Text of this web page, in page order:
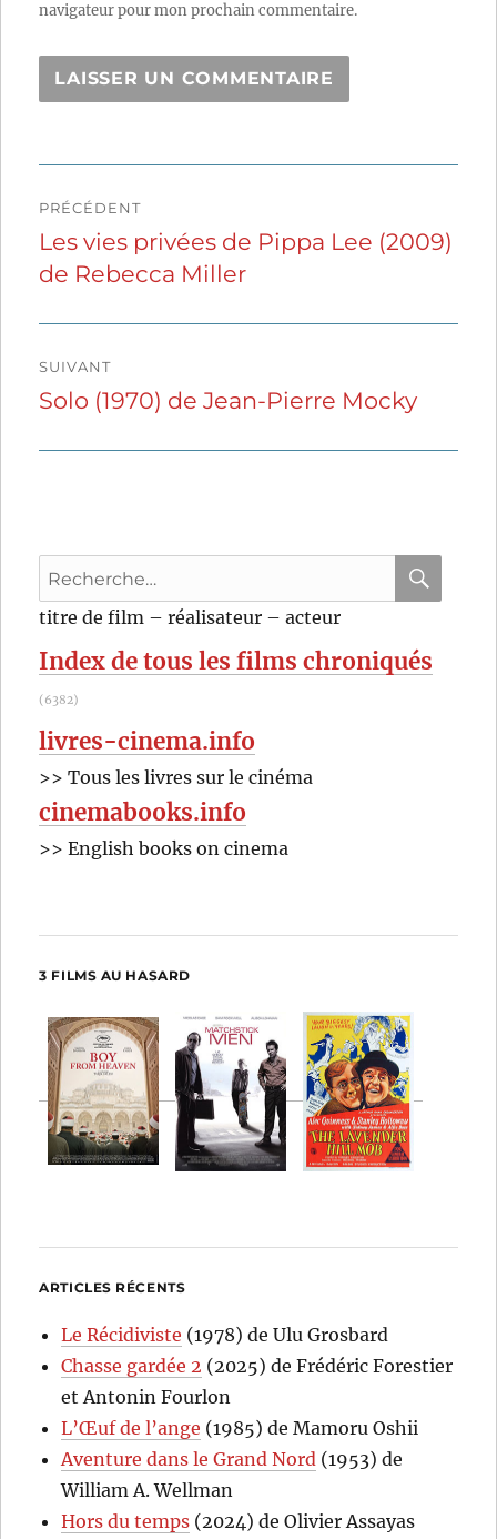
navigateur pour mon prochain commentaire.
de
l’article
PRÉCÉDENT
Publication
précédente :
Les vies privées de Pippa Lee (2009)
de Rebecca Miller
SUIVANT
Publication
Solo (1970) de Jean-Pierre Mocky
Recherche
pour
:
titre de film – réalisateur – acteur
Index de tous les films chroniqués
(6382)
livres-cinema.info
>> Tous les livres sur le cinéma
cinemabooks.info
>> English books on cinema
3 FILMS AU HASARD
ARTICLES RÉCENTS
Le Récidiviste (1978) de Ulu Grosbard
Chasse gardée 2 (2025) de Frédéric Forestier
et Antonin Fourlon
L’Œuf de l’ange (1985) de Mamoru Oshii
Aventure dans le Grand Nord (1953) de
William A. Wellman
Hors du temps (2024) de Olivier Assayas